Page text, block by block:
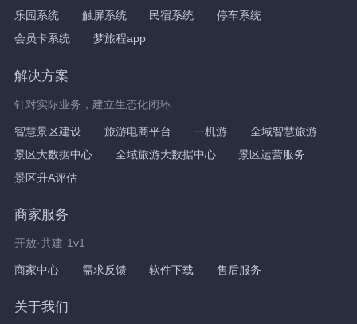
乐园系统
触屏系统 民宿系统
停车系统
会员卡系统
梦旅程app
解决方案
针对实际业务，建立生态化闭环
智慧景区建设 旅游电商平台 一机游
全域智慧旅游
景区大数据中心
全域旅游大数据中心
景区运营服务
景区升A评估
商家服务
开放·共建·1v1
商家中心 需求反馈 软件下载 售后服务
关于我们